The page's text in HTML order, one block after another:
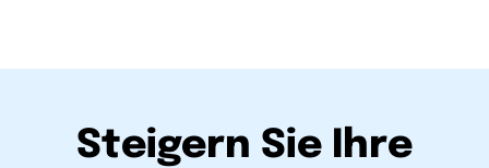
Steigern Sie Ihre